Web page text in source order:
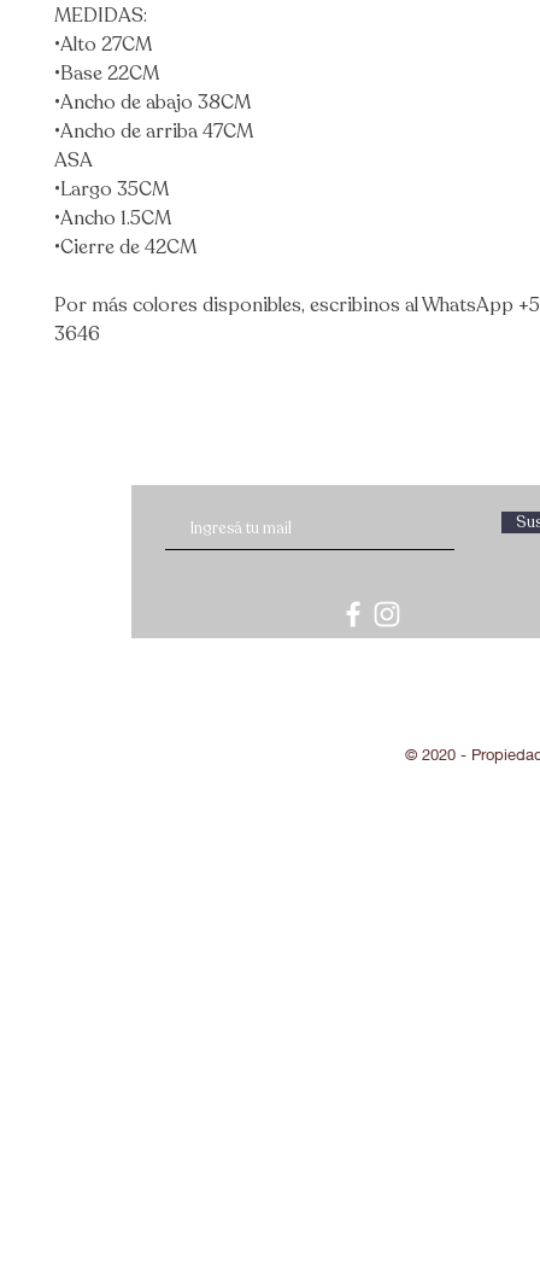
MEDIDAS:
•Alto 27CM
•Base 22CM
•Ancho de abajo 38CM
•Ancho de arriba 47CM
ASA
•Largo 35CM
•Ancho 1.5CM
•Cierre de 42CM
Por más colores disponibles, escribinos al WhatsApp
3646
© 2020 -